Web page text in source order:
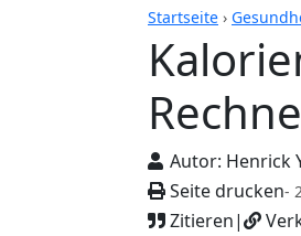
Startseite ›
Autor: Henrick
Seite drucken-
Zitieren|
Rechner